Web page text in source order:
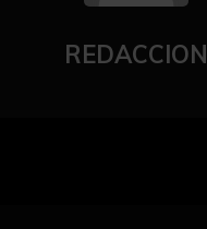
REDACCION